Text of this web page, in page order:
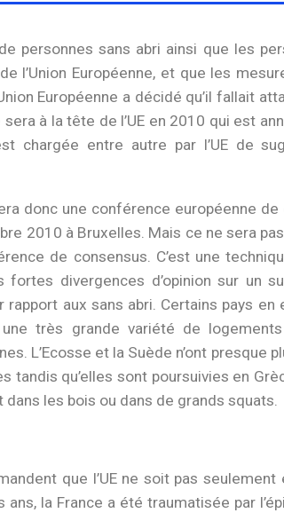
personnes sans abri ainsi que les
l’Union Européenne, et que les
Européenne a décidé qu’il fallait
à la tête de l’UE en 2010 qui est
chargée entre autre par l’UE de
donc une conférence européenne
2010 à Bruxelles. Mais ce ne sera
de consensus. C’est une
divergences d’opinion sur un
rapport aux sans abri. Certains pays
très grande variété de logements
L’Ecosse et la Suède n’ont presque
tandis qu’elles sont poursuivies en
les bois ou dans de grands squats.
que l’UE ne soit pas
la France a été traumatisée par